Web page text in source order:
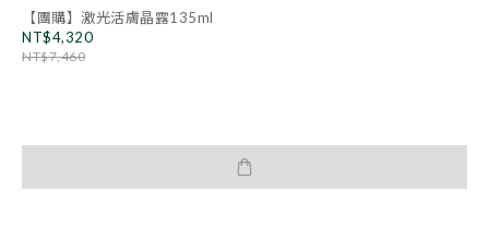
【團購】激光活膚晶露135ml
NT$4,320
NT$7,460